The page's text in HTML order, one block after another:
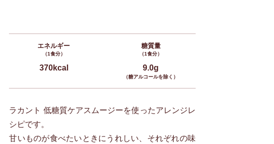
エネルギー
（1食分）
370kcal
糖質量
（1食分）
9.0g
（糖アルコールを除く）
ラカント 低糖質ケアスムージーを使ったアレンジレ
シピです。
甘いものが食べたいときにうれしい、それぞれの味